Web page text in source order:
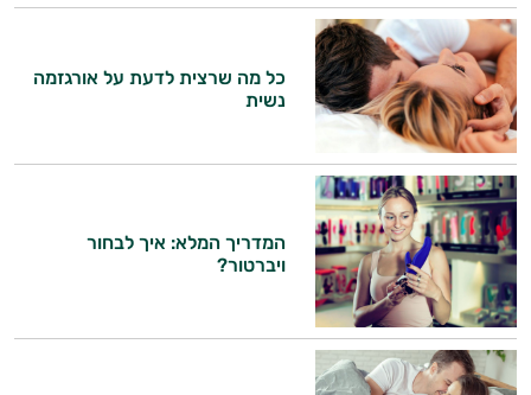
כל מה שרצית לדעת על אורגזמה
נשית
המדריך המלא: איך לבחור
ויברטור?